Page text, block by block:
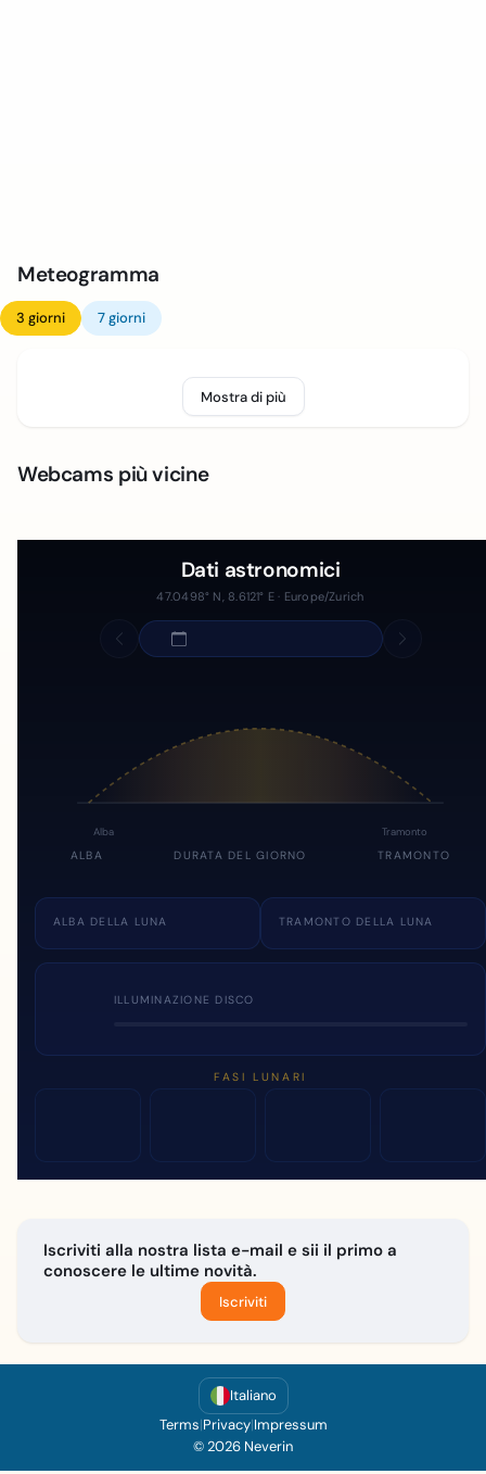
Meteogramma
3 giorni 7 giorni
Mostra di più
Webcams più vicine
Dati astronomici
47.0498° N, 8.6121° E · Europe/Zurich
Alba Tramonto
ALBA DURATA DEL GIORNO TRAMONTO
ALBA DELLA LUNA TRAMONTO DELLA LUNA
ILLUMINAZIONE DISCO
FASI LUNARI
Iscriviti alla nostra lista e-mail e sii il primo a
conoscere le ultime novità.
Iscriviti
Italiano
Terms|Privacy|Impressum
© 2026 Neverin